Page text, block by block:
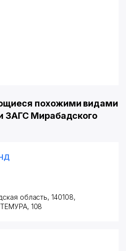
похожими видами
ЗАГС Мирабaдского
область, 140108,
, 108